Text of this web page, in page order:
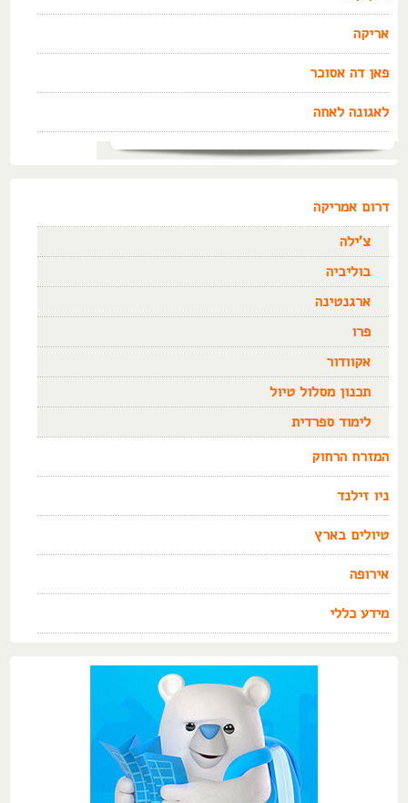
אריקה
פאן דה אסוכר
לאגונה לאחה
דרום אמריקה
צ'ילה
בוליביה
ארגנטינה
פרו
אקוודור
תכנון מסלול טיול
לימוד ספרדית
המזרח הרחוק
ניו זילנד
טיולים בארץ
אירופה
מידע כללי